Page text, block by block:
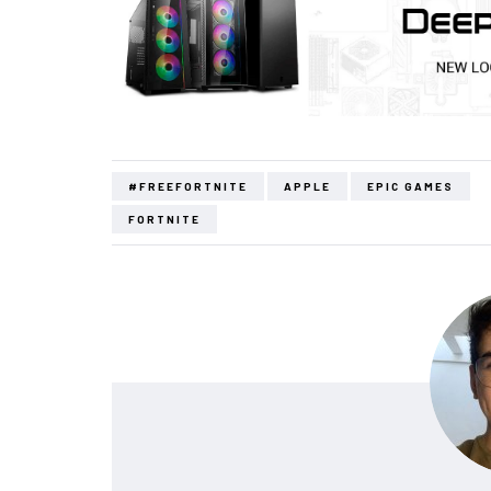
#FREEFORTNITE APPLE EPIC GAMES
FORTNITE